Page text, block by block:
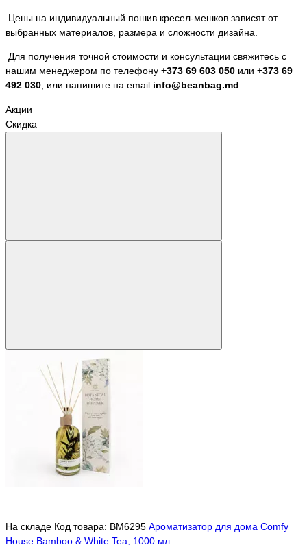
Цены на индивидуальный пошив кресел-мешков зависят от
выбранных материалов, размера и сложности дизайна.
Для получения точной стоимости и консультации свяжитесь с
нашим менеджером по телефону +373 69 603 050 или +373 69
492 030, или напишите на email info@beanbag.md
Акции
Скидка
На складе Код товара: BM6295 Ароматизатор для дома Comfy
House Bamboo & White Tea, 1000 мл